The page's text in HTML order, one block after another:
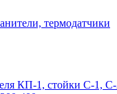
термодатчики
КП-1, стойки С-1,